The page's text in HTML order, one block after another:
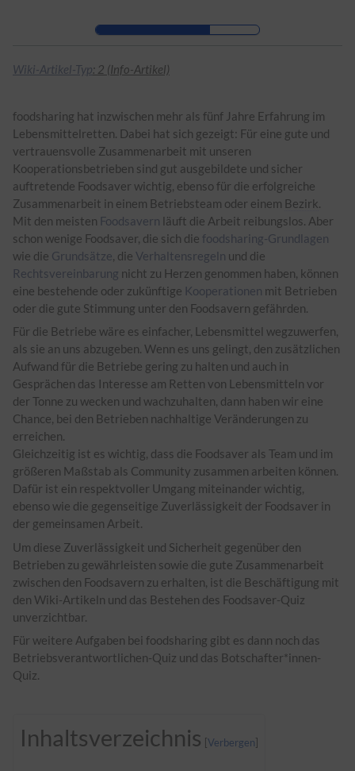
Zur Hauptnavigation
Wiki-Artikel-Typ: 2 (Info-Artikel)
foodsharing hat inzwischen mehr als fünf Jahre Erfahrung im
Lebensmittelretten. Dabei hat sich gezeigt: Für eine gute und
vertrauensvolle Zusammenarbeit mit unseren
Kooperationsbetrieben sind gut ausgebildete und sicher
auftretende Foodsaver wichtig, ebenso für die erfolgreiche
Zusammenarbeit in einem Betriebsteam oder einem Bezirk.
Mit den meisten Foodsavern läuft die Arbeit reibungslos. Aber
schon wenige Foodsaver, die sich die foodsharing-Grundlagen
wie die Grundsätze, die Verhaltensregeln und die
Rechtsvereinbarung nicht zu Herzen genommen haben, können
eine bestehende oder zukünftige Kooperationen mit Betrieben
oder die gute Stimmung unter den Foodsavern gefährden.
Für die Betriebe wäre es einfacher, Lebensmittel wegzuwerfen,
als sie an uns abzugeben. Wenn es uns gelingt, den zusätzlichen
Aufwand für die Betriebe gering zu halten und auch in
Gesprächen das Interesse am Retten von Lebensmitteln vor
der Tonne zu wecken und wachzuhalten, dann haben wir eine
Chance, bei den Betrieben nachhaltige Veränderungen zu
erreichen.
Gleichzeitig ist es wichtig, dass die Foodsaver als Team und im
größeren Maßstab als Community zusammen arbeiten können.
Dafür ist ein respektvoller Umgang miteinander wichtig,
ebenso wie die gegenseitige Zuverlässigkeit der Foodsaver in
der gemeinsamen Arbeit.
Um diese Zuverlässigkeit und Sicherheit gegenüber den
Betrieben zu gewährleisten sowie die gute Zusammenarbeit
zwischen den Foodsavern zu erhalten, ist die Beschäftigung mit
den Wiki-Artikeln und das Bestehen des Foodsaver-Quiz
unverzichtbar.
Für weitere Aufgaben bei foodsharing gibt es dann noch das
Betriebsverantwortlichen-Quiz und das Botschafter*innen-
Quiz.
Inhaltsverzeichnis